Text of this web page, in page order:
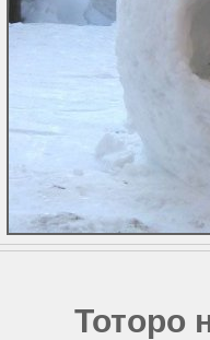
Тоторо